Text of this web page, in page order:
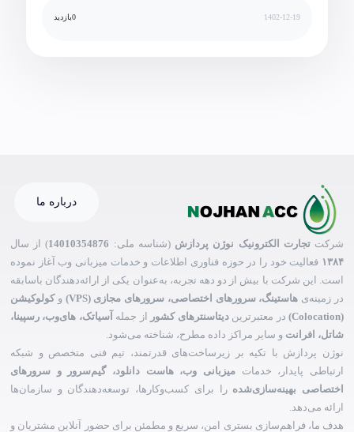
1402-12-19
0بازدید
درباره ما
شرکتتجارت الکترونیک نوژن پردازش (شناسه ملی: 14010354876) از سال
۱۳۸۴ فعالیت خود را در حوزه فناوری اطلاعات و خدمات میزبانی وب آغاز نموده
است. این شرکت با بیش از دو دهه تجربه، به‌عنوان یکی از ارائه‌دهندگان باسابقه
در زمینه‌ی هاستینگ، سرورهای اختصاصی، سرورهای مجازی (VPS) وکولوکیشن
(Colocation)
در معتبرتریندیتاسنترهای کشور از جمله آسیاتک، های‌وب، رسپینا،
شاتل، افرانت و سایر مراکز داده مطرح، شناخته می‌شود.
نوژن پردازش با تکیه بر زیرساخت‌های قدرتمند، تیم فنی متخصص و شبکه
ارتباطی پایدار، خدمات میزبانی وب، هاست دانلود، گیم‌سرور و سرورهای
اختصاصی بهینه‌سازی‌شده را برای کسب‌وکارها، توسعه‌دهندگان و سازمان‌ها
ارائه می‌دهد.
هدف ما، فراهم‌سازی بستری امن، سریع و مطمئن برای حضور آنلاین مشتریان و